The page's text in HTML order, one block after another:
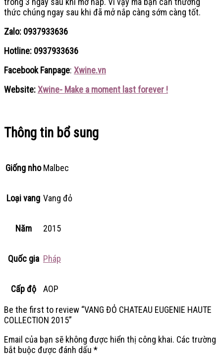
thức chúng ngay sau khi đã mở nắp càng sớm càng tốt.
Zalo: 0937933636
Hotline: 0937933636
Facebook Fanpage: Xwine.vn
Website:Xwine- Make a moment last forever !
Thông tin bổ sung
Giống nho Malbec
Loại vang Vang đỏ
Năm 2015
Quốc gia Pháp
Cấp độ
AOP
Be the first to review “VANG ĐỎ CHATEAU EUGENIE HAUTE
COLLECTION 2015”
Email của bạn sẽ không được hiển thị công khai. Các trường
bắt buộc được đánh dấu *